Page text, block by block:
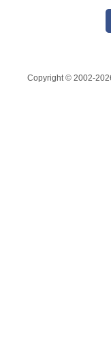
Copyright © 2002-